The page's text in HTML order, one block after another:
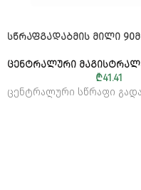
ᲡᲬᲠᲐᲤᲒᲐᲓᲐᲑᲛᲘᲡ ᲛᲘᲚᲘ
ᲪᲔᲜᲢᲠᲐᲚᲣᲠᲘ
₾41.41
ცენტრალური სწრაფი